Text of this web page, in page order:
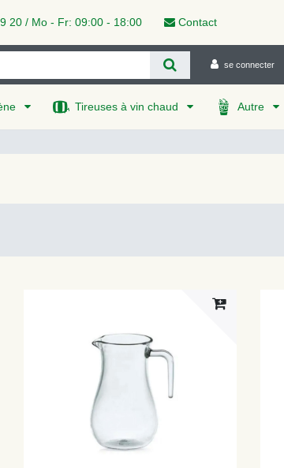
20 / Mo - Fr: 09:00 - 18:00 Contact
se connecter
Tireuses à vin chaud Autre